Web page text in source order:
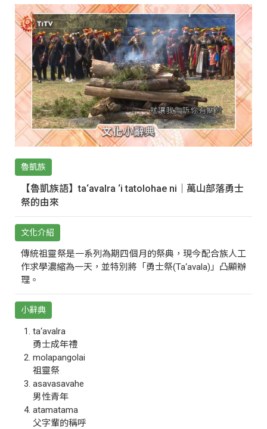
魯凱族
【魯凱族語】ta‘avalra ‘i tatolohae ni｜萬山部落勇士
祭的由來
文化介紹
傳統祖靈祭是一系列為期四個月的祭典，現今配合族人工
作求學濃縮為一天，並特別將「勇士祭(Ta‘avala)」凸顯辦
理。
小辭典
ta‘avalra
勇士成年禮
molapangolai
祖靈祭
asavasavahe
男性青年
atamatama
父字輩的稱呼